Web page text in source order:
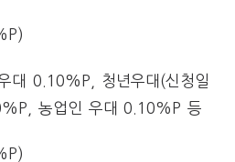
대 0.10%P, 청년우대(신청일
농업인 우대 0.10%P 등